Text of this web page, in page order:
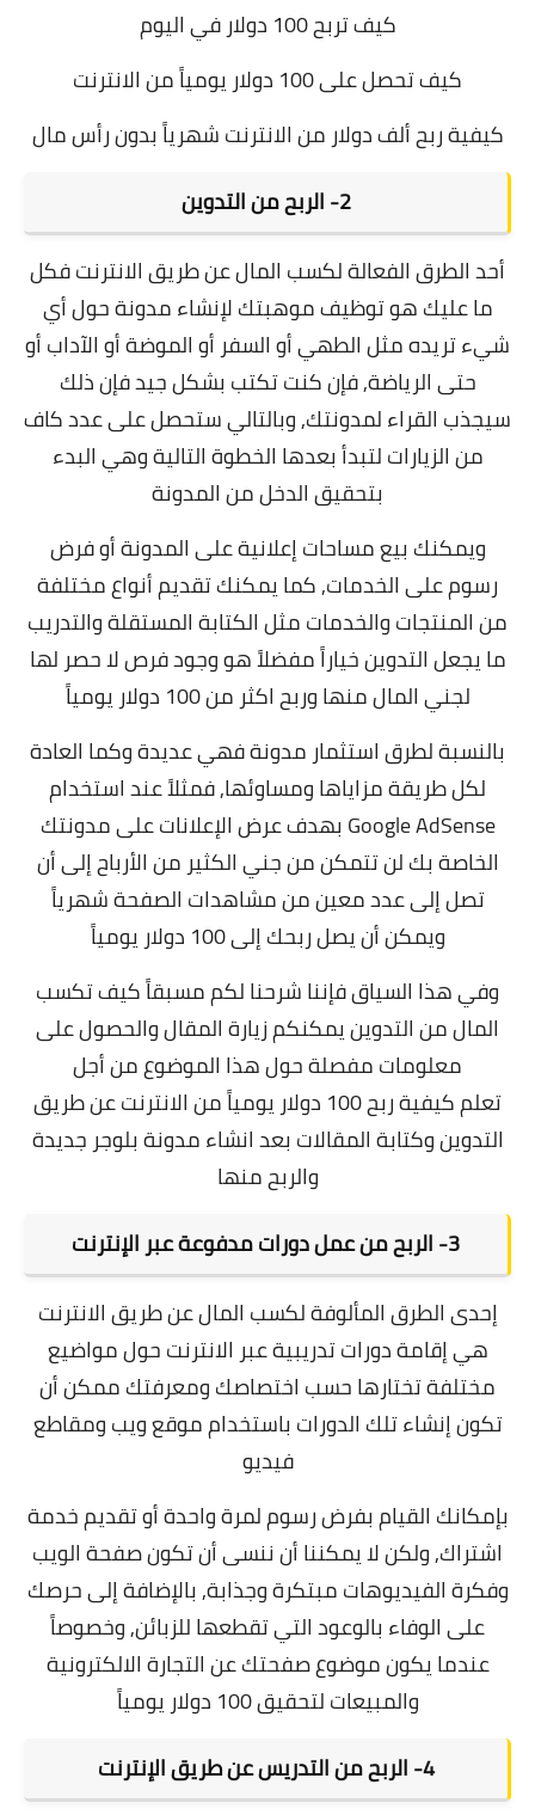
كيف تربح 100 دولار في اليوم
كيف تحصل على 100 دولار يومياً من الانترنت
كيفية ربح ألف دولار من الانترنت شهرياً بدون رأس مال
2- الربح من التدوين
أحد الطرق الفعالة لكسب المال عن طريق الانترنت فكل
ما عليك هو توظيف موهبتك لإنشاء مدونة حول أي
شيء تريده مثل الطهي أو السفر أو الموضة أو الآداب أو
حتى الرياضة, فإن كنت تكتب بشكل جيد فإن ذلك
سيجذب القراء لمدونتك, وبالتالي ستحصل على عدد كاف
من الزيارات لتبدأ بعدها الخطوة التالية وهي البدء
بتحقيق الدخل من المدونة
ويمكنك بيع مساحات إعلانية على المدونة أو فرض
رسوم على الخدمات, كما يمكنك تقديم أنواع مختلفة
من المنتجات والخدمات مثل الكتابة المستقلة والتدريب
ما يجعل التدوين خياراً مفضلاً هو وجود فرص لا حصر لها
لجني المال منها وربح اكثر من 100 دولار يومياً
بالنسبة لطرق استثمار مدونة فهي عديدة وكما العادة
لكل طريقة مزاياها ومساوئها, فمثلاً عند استخدام
Google AdSense بهدف عرض الإعلانات على مدونتك
الخاصة بك لن تتمكن من جني الكثير من الأرباح إلى أن
تصل إلى عدد معين من مشاهدات الصفحة شهرياً
ويمكن أن يصل ربحك إلى 100 دولار يومياً
وفي هذا السياق فإننا شرحنا لكم مسبقاًكيف تكسب
المال من التدوينيمكنكم زيارة المقال والحصول على
معلومات مفصلة حول هذا الموضوع من أجل
تعلم
كيفية ربح 100 دولار يومياً من الانترنت عن طريق
التدوين وكتابة المقالات بعد انشاء مدونة بلوجر جديدة
والربح منها
3- الربح من عمل دورات مدفوعة عبر الإنترنت
إحدى الطرق المألوفة لكسب المال عن طريق الانترنت
هي إقامة دورات تدريبية عبر الانترنت حول مواضيع
مختلفة تختارها حسب اختصاصك ومعرفتك ممكن أن
تكون إنشاء تلك الدورات باستخدام موقع ويب ومقاطع
فيديو
بإمكانك القيام بفرض رسوم لمرة واحدة أو تقديم خدمة
اشتراك, ولكن لا يمكننا أن ننسى أن تكون صفحة الويب
وفكرة الفيديوهات مبتكرة وجذابة, بالإضافة إلى حرصك
على الوفاء بالوعود التي تقطعها للزبائن, وخصوصاً
عندما يكون موضوع صفحتك عن التجارة الالكترونية
والمبيعات لتحقيق 100 دولار يومياً
4- الربح من التدريس عن طريق الإنترنت